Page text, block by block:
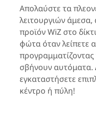
Απολαύστε τα
λειτουργιών
προϊόν WiZ στο
φώτα όταν λείπετε
σβήνουν αυτόματα.
εγκαταστήσετε
κέντρο ή πύλη!